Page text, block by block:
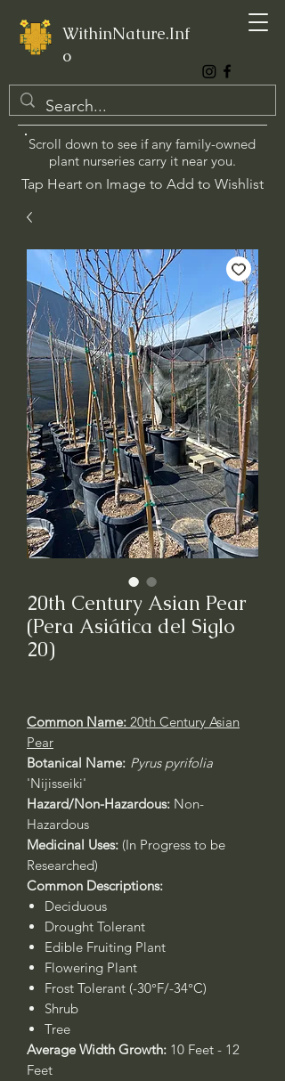
WithinNature.Inf
o
Scroll down to see if any family-owned
plant nurseries carry it near you.
Tap Heart on Image to Add to Wishlist
20th Century Asian Pear
(Pera Asiática del Siglo
20)
Common Name: 20th Century Asian
Pear
Botanical Name: Pyrus pyrifolia
'Nijisseiki'
Hazard/Non-Hazardous: Non-
Hazardous
Medicinal Uses: (In Progress to be
Researched)
Common Descriptions:
Deciduous
Drought Tolerant
Edible Fruiting Plant
Flowering Plant
Frost Tolerant (-30°F/-34°C)
Shrub
Tree
Average Width Growth: 10 Feet - 12
Feet